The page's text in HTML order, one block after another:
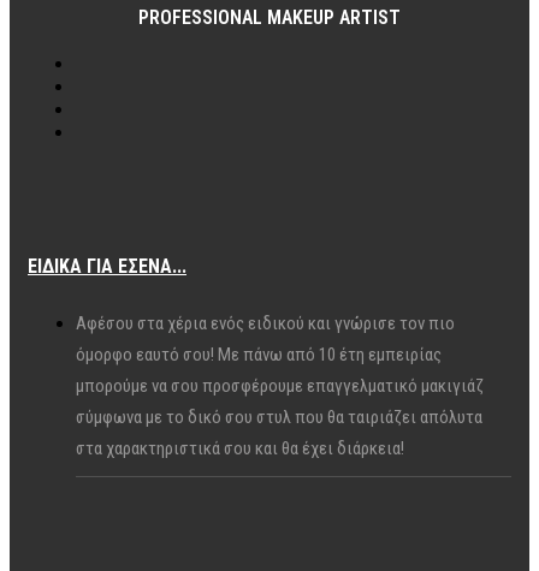
PROFESSIONAL MAKEUP ARTIST
ΕΙΔΙΚΆ ΓΙΑ ΕΣΈΝΑ...
Αφέσου στα χέρια ενός ειδικού και γνώρισε τον πιο
όμορφο εαυτό σου! Με πάνω από 10 έτη εμπειρίας
μπορούμε να σου προσφέρουμε επαγγελματικό μακιγιάζ
σύμφωνα με το δικό σου στυλ που θα ταιριάζει απόλυτα
στα χαρακτηριστικά σου και θα έχει διάρκεια!